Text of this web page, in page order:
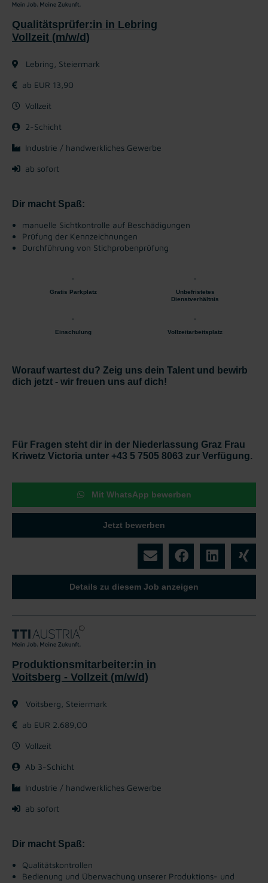
Qualitätsprüfer:in in Lebring
Vollzeit (m/w/d)
Lebring, Steiermark
ab EUR 13,90
Vollzeit
2-Schicht
Industrie / handwerkliches Gewerbe
ab sofort
Dir macht Spaß:
manuelle Sichtkontrolle auf Beschädigungen
Prüfung der Kennzeichnungen
Durchführung von Stichprobenprüfung
Gratis Parkplatz
Unbefristetes
Dienstverhältnis
Einschulung Vollzeitarbeitsplatz
Worauf wartest du? Zeig uns dein Talent und bewirb
dich jetzt - wir freuen uns auf dich!
Für Fragen steht dir in der Niederlassung Graz Frau
Kriwetz Victoria unter +43 5 7505 8063 zur Verfügung.
Mit WhatsApp bewerben
Jetzt bewerben
Details zu diesem Job anzeigen
Produktionsmitarbeiter:in in
Voitsberg - Vollzeit (m/w/d)
Voitsberg, Steiermark
ab EUR 2.689,00
Vollzeit
Ab 3-Schicht
Industrie / handwerkliches Gewerbe
ab sofort
Dir macht Spaß:
Qualitätskontrollen
Bedienung und Überwachung unserer Produktions- und